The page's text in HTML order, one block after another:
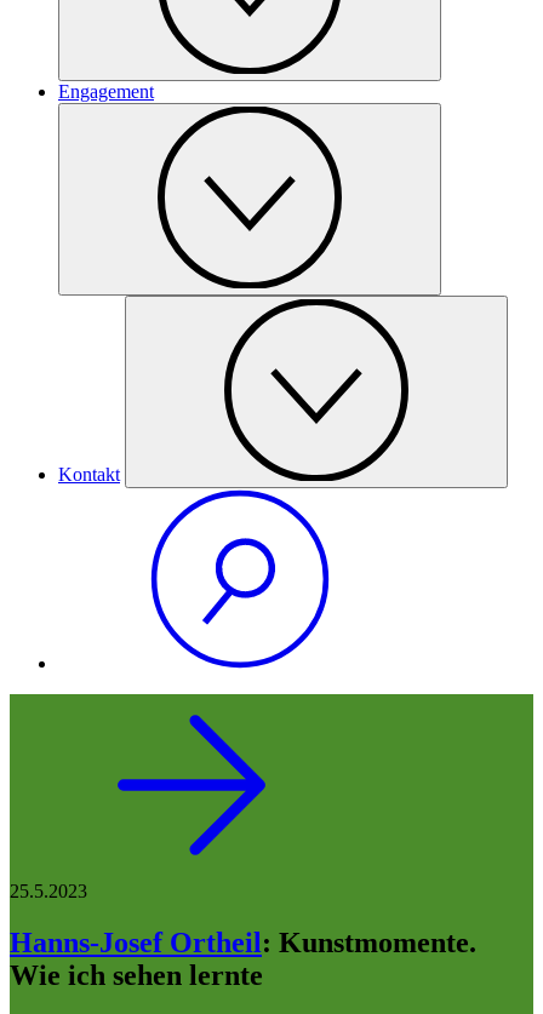
Engagement
Kontakt
25.5.2023
Hanns-Josef Ortheil: Kunstmomente.
Wie ich sehen lernte